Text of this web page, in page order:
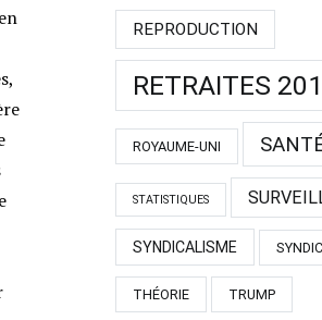
REPRODUCTION
RETRAITES
ROYAUME-UNI
STATISTIQUES
SYNDICALISME
THÉORIE TRUMP